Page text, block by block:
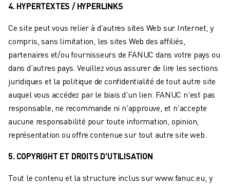
SOLUTIONS POUR L'USINE INTELLIGENTE
ENREGISTREMENT DU PRODUIT "
TÉMOIGNAGES
SOLUTIONS
INDUSTRIES
TOUTES LES INDUSTRIES
AÉROSPATIALE
AUTOMOBILE
VÉHICULES ÉLECTRIQUES
ÉLECTRONIQUE
ALIMENTATION ET BOISSONS
PLASTIQUES
4. HYPERTEXTES / HYPERLINKS
Ce site peut vous relier à d'autres sites Web sur Internet, y
compris, sans limitation, les sites Web des affiliés,
partenaires et/ou fournisseurs de FANUC dans votre pays ou
dans d'autres pays. Veuillez vous assurer de lire les sections
juridiques et la politique de confidentialité de tout autre site
auquel vous accédez par le biais d'un lien. FANUC n'est pas
responsable, ne recommande ni n'approuve, et n'accepte
aucune responsabilité pour toute information, opinion,
représentation ou offre contenue sur tout autre site web.
5. COPYRIGHT ET DROITS D'UTILISATION
Tout le contenu et la structure inclus sur www.fanuc.eu, y